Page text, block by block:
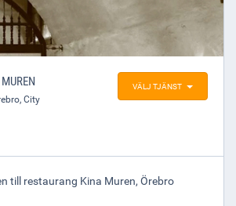
VÄLJ TJÄNST
, City
till restaurang Kina Muren, Örebro